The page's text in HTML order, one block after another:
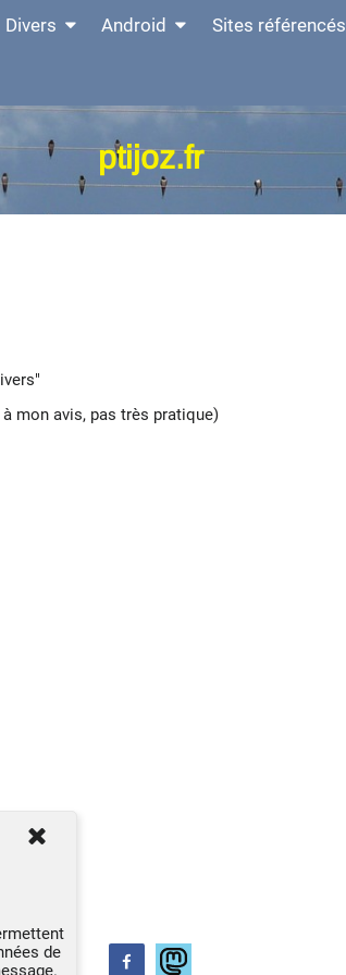
Divers Android Sites référencés
ptijoz.fr
mon avis, pas très pratique)
de